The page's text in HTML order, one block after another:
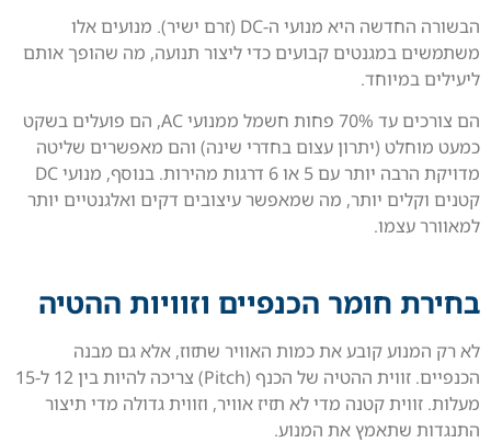
הבשורה החדשה היא מנועי ה-DC (זרם ישיר). מנועים אלו
משתמשים במגנטים קבועים כדי ליצור תנועה, מה שהופך אותם
ליעילים במיוחד.
הם צורכים עד 70% פחות חשמל ממנועי AC, הם פועלים בשקט
כמעט מוחלט (יתרון עצום בחדרי שינה) והם מאפשרים שליטה
מדויקת הרבה יותר עם 5 או 6 דרגות מהירות. בנוסף, מנועי DC
קטנים וקלים יותר, מה שמאפשר עיצובים דקים ואלגנטיים יותר
למאוורר עצמו.
בחירת חומר הכנפיים וזוויות ההטיה
לא רק המנוע קובע את כמות האוויר שתזוז, אלא גם מבנה
הכנפיים. זווית ההטיה של הכנף (Pitch) צריכה להיות בין 12 ל-15
מעלות. זווית קטנה מדי לא תזיז אוויר, וזווית גדולה מדי תיצור
התנגדות שתאמץ את המנוע.